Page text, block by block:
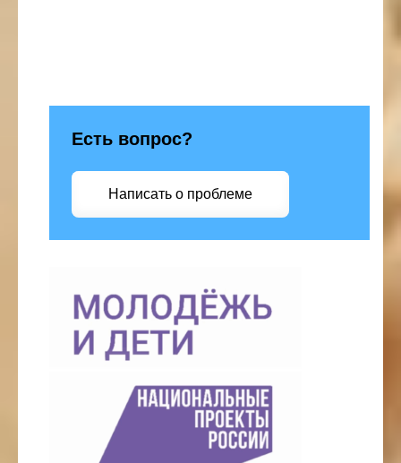
Есть вопрос?
Написать о проблеме